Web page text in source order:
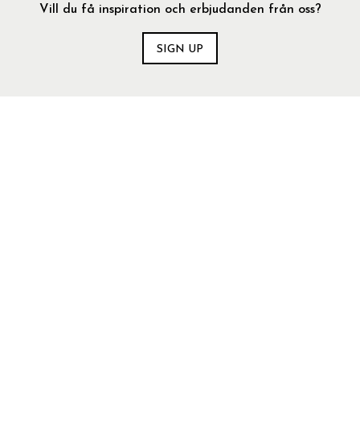
Vill du få inspiration och erbjudanden från oss?
SIGN UP